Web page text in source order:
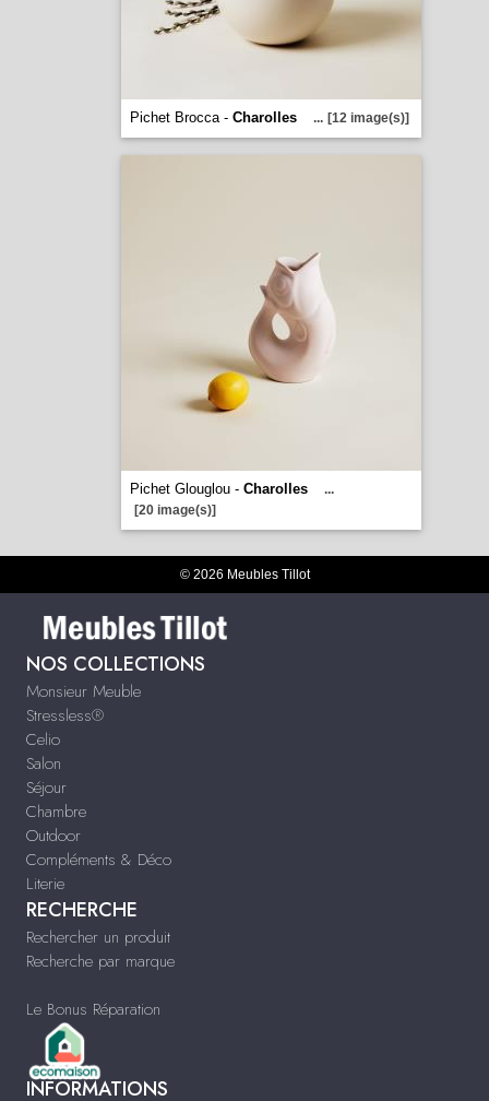
Pichet Brocca - Charolles ... [12 image(s)]
Pichet Glouglou - Charolles
...
[20 image(s)]
© 2026 Meubles Tillot
NOS COLLECTIONS
Monsieur Meuble
Stressless®
Celio
Salon
Séjour
Chambre
Outdoor
Compléments & Déco
Literie
RECHERCHE
Rechercher un produit
Recherche par marque
Le Bonus Réparation
INFORMATIONS